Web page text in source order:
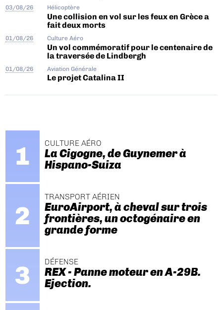
03/08/26 Hélicoptère
Une collision en vol sur les feux en Grèce a
fait deux morts
01/08/26 Culture Aéro
Un vol commémoratif pour le centenaire de
la traversée de Lindbergh
01/08/26 Aviation Générale
Le projet Catalina II
CULTURE AÉRO
La Cigogne, de Guynemer à
Hispano-Suiza
TRANSPORT AÉRIEN
EuroAirport, à cheval sur trois
frontières, un octogénaire en
grande forme
DÉFENSE
REX - Panne moteur en A-29B.
Ejection.